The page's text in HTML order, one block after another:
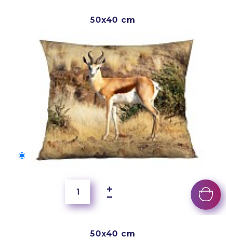
50x40 cm
50x40 cm
50x40 cm